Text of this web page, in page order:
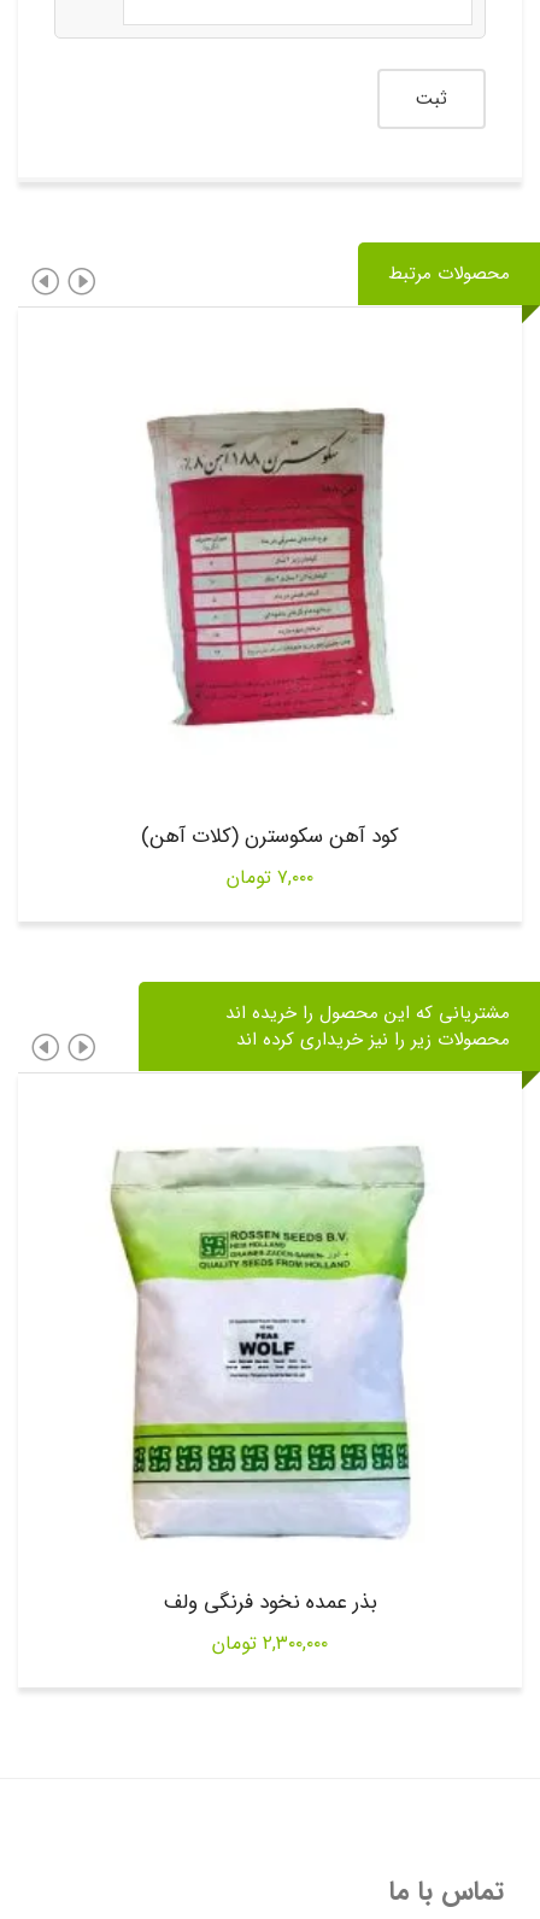
محصولات مرتبط
کود آهن سکوسترن (کلات آهن)
۷,۰۰۰ تومان
مشتریانی که این محصول را خریده اند
محصولات زیر را نیز خریداری کرده اند
بذر عمده نخود فرنگی ولف
۲,۳۰۰,۰۰۰ تومان
تماس با ما